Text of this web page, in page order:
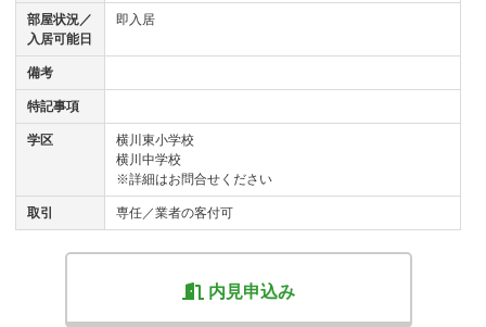
部屋状況／
入居可能日
即入居
備考
特記事項
学区
横川東小学校
横川中学校
※詳細はお問合せください
取引 専任／業者の客付可
内見申込み